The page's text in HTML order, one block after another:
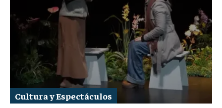
Cultura y Espectáculos